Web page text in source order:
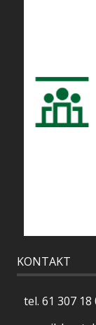
KONTAKT
tel. 61 307 18